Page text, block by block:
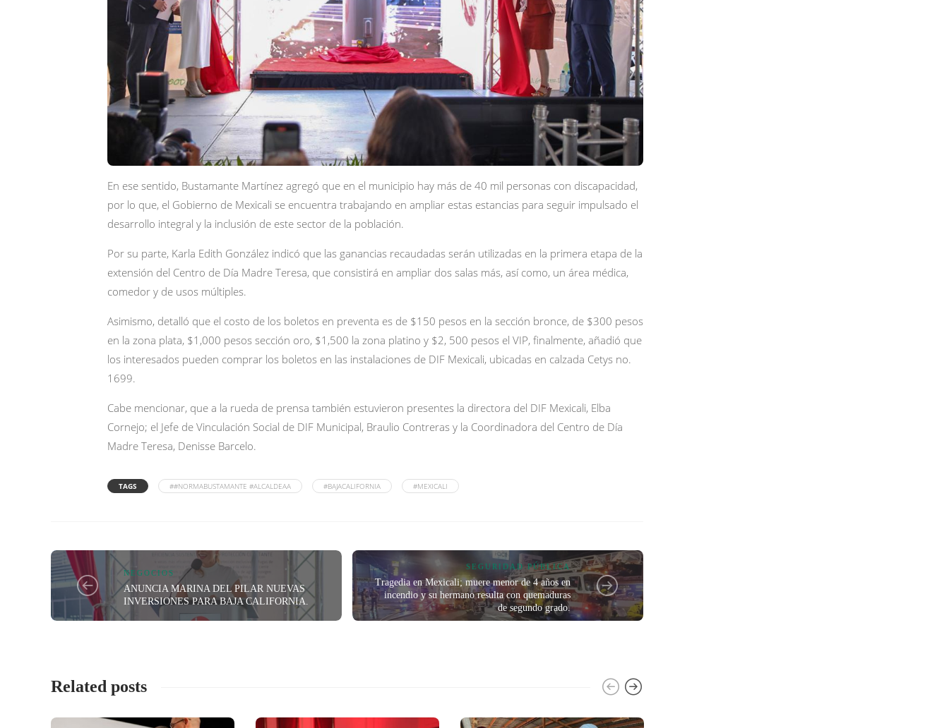
En ese sentido, Bustamante Martínez agregó que en el municipio hay más de 40 mil personas con discapacidad,
por lo que, el Gobierno de Mexicali se encuentra trabajando en ampliar estas estancias para seguir impulsado el
desarrollo integral y la inclusión de este sector de la población.
Por su parte, Karla Edith González indicó que las ganancias recaudadas serán utilizadas en la primera etapa de la
extensión del Centro de Día Madre Teresa, que consistirá en ampliar dos salas más, así como, un área médica,
comedor y de usos múltiples.
Asimismo, detalló que el costo de los boletos en preventa es de $150 pesos en la sección bronce, de $300 pesos
en la zona plata, $1,000 pesos sección oro, $1,500 la zona platino y $2, 500 pesos el VIP, finalmente, añadió que
los interesados pueden comprar los boletos en las instalaciones de DIF Mexicali, ubicadas en calzada Cetys no.
1699.
Cabe mencionar, que a la rueda de prensa también estuvieron presentes la directora del DIF Mexicali, Elba
Cornejo; el Jefe de Vinculación Social de DIF Municipal, Braulio Contreras y la Coordinadora del Centro de Día
Madre Teresa, Denisse Barcelo.
TAGS ##NORMABUSTAMANTE #ALCALDEAA #BAJACALIFORNIA #MEXICALI
NEGOCIOS
ANUNCIA MARINA DEL PILAR NUEVAS
INVERSIONES PARA BAJA CALIFORNIA.
SEGURIDAD PÚBLICA
Tragedia en Mexicali; muere menor de 4 años en
incendio y su hermano resulta con quemaduras
de segundo grado.
Related posts